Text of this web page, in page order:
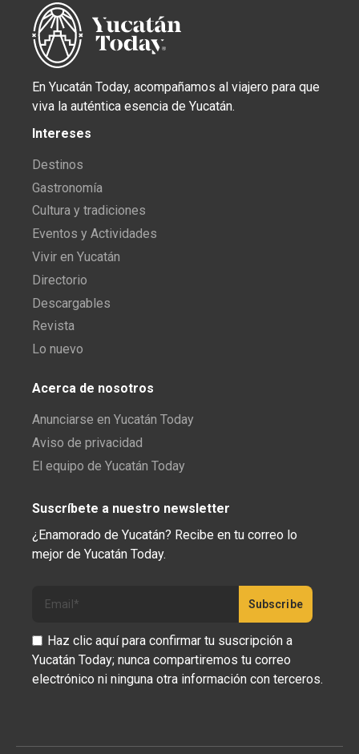
En Yucatán Today, acompañamos al viajero para que
viva la auténtica esencia de Yucatán.
Intereses
Destinos
Gastronomía
Cultura y tradiciones
Eventos y Actividades
Vivir en Yucatán
Directorio
Descargables
Revista
Lo nuevo
Acerca de nosotros
Anunciarse en Yucatán Today
Aviso de privacidad
El equipo de Yucatán Today
Suscríbete a nuestro newsletter
¿Enamorado de Yucatán? Recibe en tu correo lo
mejor de Yucatán Today.
Haz clic aquí para confirmar tu suscripción a
Yucatán Today; nunca compartiremos tu correo
electrónico ni ninguna otra información con terceros.